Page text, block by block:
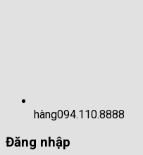
hàng094.110.8888
Đăng nhập